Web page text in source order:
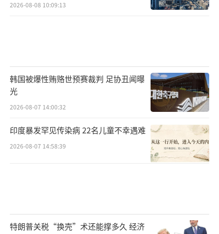
2026-08-08 10:09:13
韩国被爆性贿赂世预赛裁判 足协丑闻曝
光
2026-08-07 14:00:32
印度暴发罕见传染病 22名儿童不幸遇难
2026-08-07 14:58:39
特朗普关税“换壳”术还能撑多久 经济